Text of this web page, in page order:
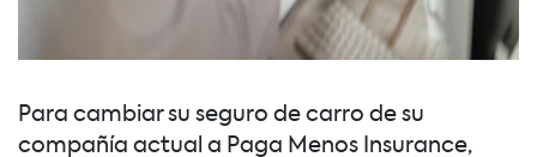
Para cambiar su seguro de carro de su
compañía actual a Paga Menos Insurance,